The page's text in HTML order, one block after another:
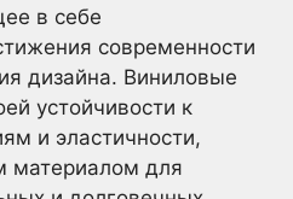
в себе
современности
дизайна. Виниловые
устойчивости к
и эластичности,
материалом для